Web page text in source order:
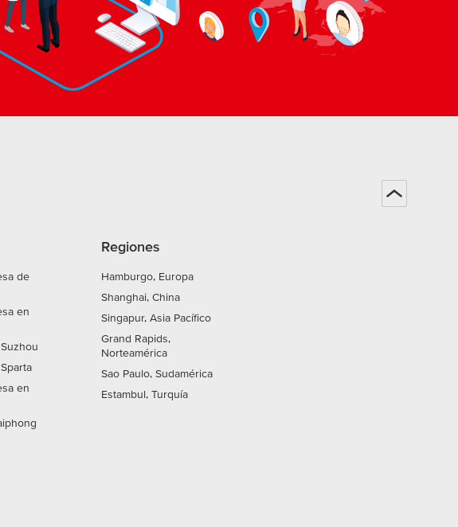
de
en
en
Regiones
Hamburgo, Europa
Shanghai, China
Singapur, Asia Pacífico
Grand Rapids,
Norteamérica
Sao Paulo, Sudamérica
Estambul, Turquía